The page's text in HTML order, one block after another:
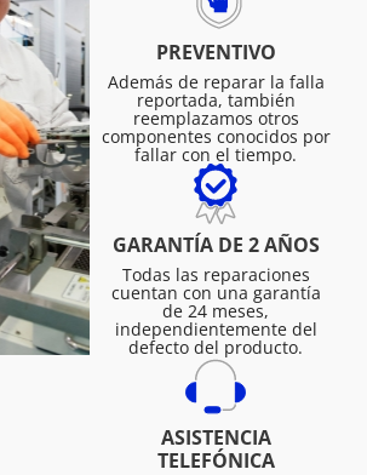
PREVENTIVO
Además de reparar la falla
reportada, también
reemplazamos otros
componentes conocidos por
fallar con el tiempo.
GARANTÍA DE 2 AÑOS
Todas las reparaciones
cuentan con una garantía
de 24 meses,
independientemente del
defecto del producto.
ASISTENCIA
TELEFÓNICA